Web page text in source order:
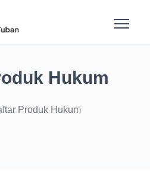
Hukum
Produk Hukum